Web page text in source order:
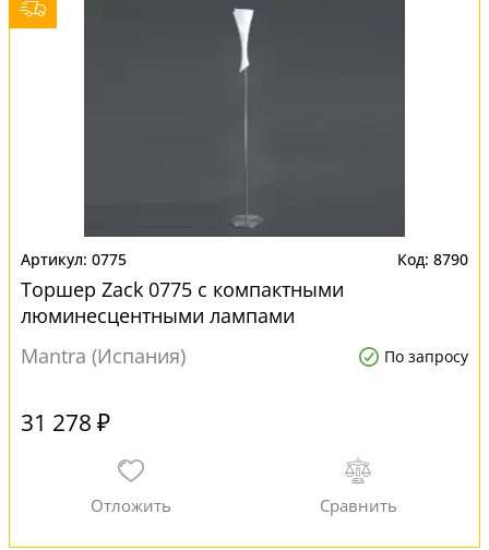
0775 8790
Торшер Zack 0775 с компактными
люминесцентными лампами
Mantra (Испания)
По запросу
31 278 ₽